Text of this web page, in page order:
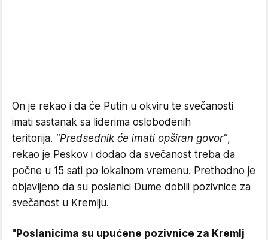
On je rekao i da će Putin u okviru te svečanosti
imati sastanak sa liderima oslobođenih
teritorija. "Predsednik će imati opširan govor",
rekao je Peskov i dodao da svečanost treba da
počne u 15 sati po lokalnom vremenu. Prethodno je
objavljeno da su poslanici Dume dobili pozivnice za
svečanost u Kremlju.
"Poslanicima su upućene pozivnice za Kremlj